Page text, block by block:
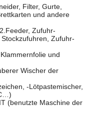
Filter, Gurte,
und andere
Zufuhr-
Zufuhr-
und
Wischer der
-Lötpastemischer,
(benutzte Maschine der